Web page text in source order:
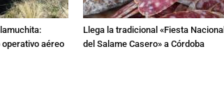
aéreo
Llega la tradicional «Fiesta Nacional
del Salame Casero» a Córdoba